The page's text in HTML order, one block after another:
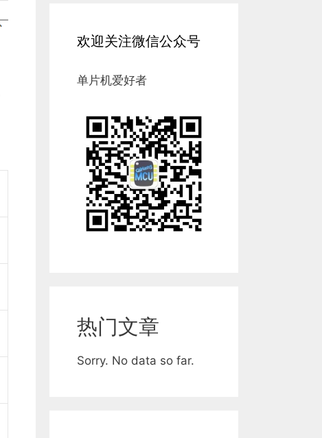
欢迎关注微信公众号
单片机爱好者
热门文章
Sorry. No data so far.